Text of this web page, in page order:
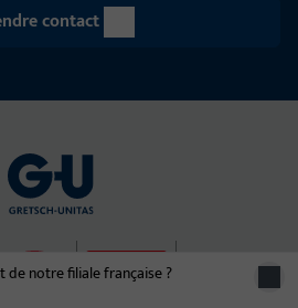
de notre filiale française ?
contact